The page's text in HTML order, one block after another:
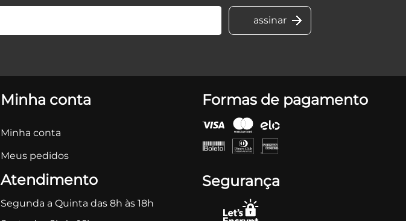
Minha conta
Minha conta
Meus pedidos
Atendimento
Segunda a Quinta das 8h às 18h
Formas de pagamento
Segurança